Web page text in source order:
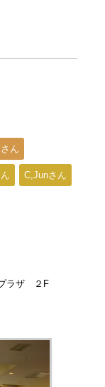
ん
C,Junさん
ラザ ２F